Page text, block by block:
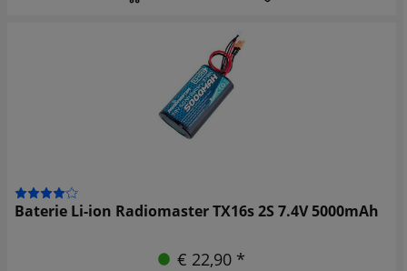
Baterie Li-ion Radiomaster TX16s 2S 7.4V 5000mAh
€ 22,90 *